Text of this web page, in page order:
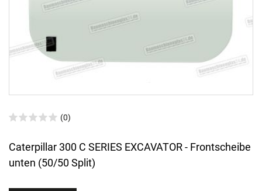
(0)
Caterpillar 300 C SERIES EXCAVATOR - Frontscheibe
unten (50/50 Split)